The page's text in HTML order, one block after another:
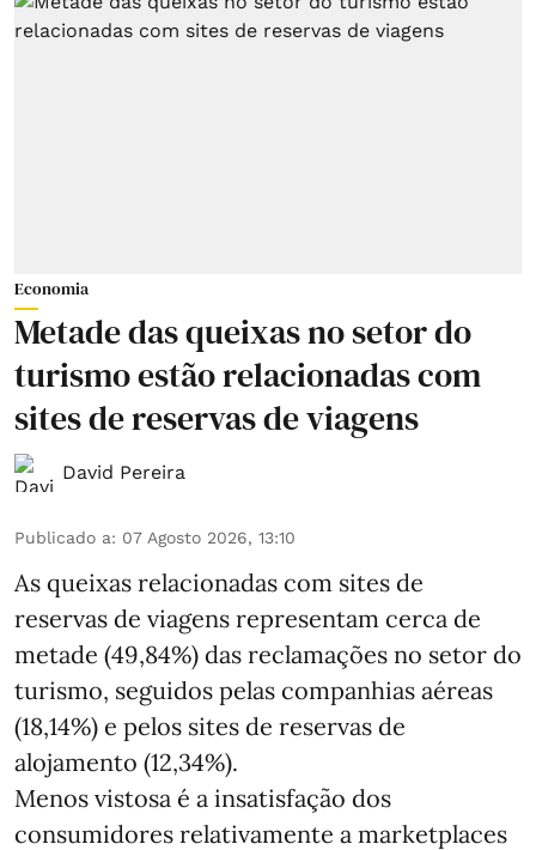
Economia
Metade das queixas no setor do
turismo estão relacionadas com
sites de reservas de viagens
David Pereira
Publicado a: 07 Agosto 2026, 13:10
As queixas relacionadas com sites de
reservas de viagens representam cerca de
metade (49,84%) das reclamações no setor do
turismo, seguidos pelas companhias aéreas
(18,14%) e pelos sites de reservas de
alojamento (12,34%).
Menos vistosa é a insatisfação dos
consumidores relativamente a marketplaces